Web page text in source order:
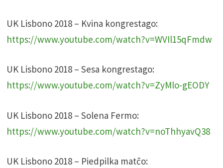
UK Lisbono 2018 – Kvina kongrestago:
https://www.youtube.com/watch?v=WVIl15qFmdw
UK Lisbono 2018 – Sesa kongrestago:
https://www.youtube.com/watch?v=ZyMlo-gEODY
UK Lisbono 2018 – Solena Fermo:
https://www.youtube.com/watch?v=noThhyavQ38
UK Lisbono 2018 – Piedpilka matĉo: